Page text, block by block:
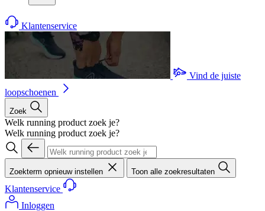
Klantenservice
Vind de juiste
loopschoenen
Zoek
Welk running product zoek je?
Welk running product zoek je?
Zoekterm opnieuw instellen Toon alle zoekresultaten
Klantenservice
Inloggen